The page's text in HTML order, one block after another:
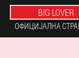
BIG LOVER
ОФИЦИЈАЛНА